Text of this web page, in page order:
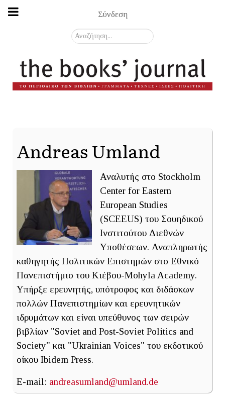
Σύνδεση
Αναζήτηση...
Andreas Umland
Αναλυτής στο Stockholm
Center for Eastern
European Studies
(SCEEUS) του Σουηδικού
Ινστιτούτου Διεθνών
Υποθέσεων. Αναπληρωτής
καθηγητής Πολιτικών Επιστημών στο Εθνικό
Πανεπιστήμιο του Κιέβου-Mohyla Academy.
Υπήρξε ερευνητής, υπότροφος και διδάσκων
πολλών Πανεπιστημίων και ερευνητικών
ιδρυμάτων και είναι υπεύθυνος των σειρών
βιβλίων "Soviet and Post-Soviet Politics and
Society" και "Ukrainian Voices" του εκδοτικού
οίκου Ibidem Press.
E-mail: andreasumland@umland.de